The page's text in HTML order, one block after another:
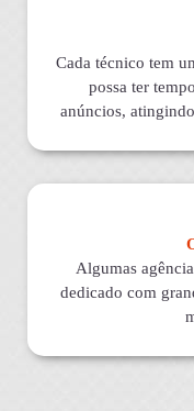
Cada técnico tem
possa ter
anúncios,
Algumas
dedicado com